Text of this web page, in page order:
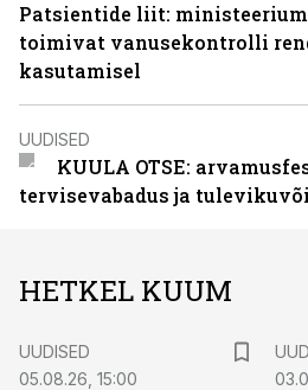
Patsientide liit:
toimivat vanusekontrolli
kasutamisel
UUDISED
KUULA OTSE:
tervisevabadus ja
HETKEL KUUM
UUDISED
05.08.26, 15:00